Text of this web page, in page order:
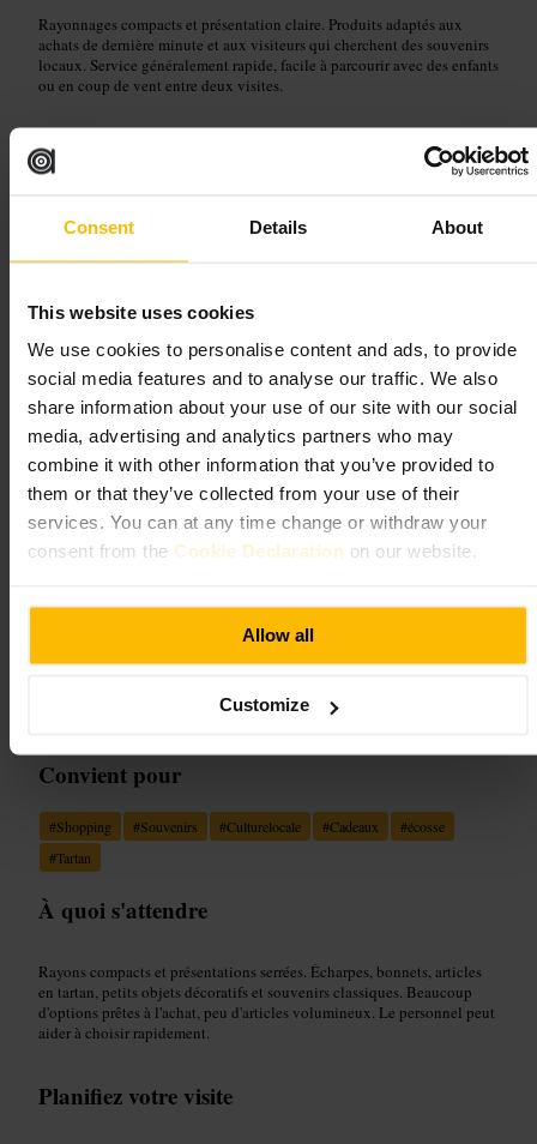
Consent Details About
This website uses cookies
We use cookies to personalise content and ads, to provide
social media features and to analyse our traffic. We also
share information about your use of our site with our social
media, advertising and analytics partners who may
combine it with other information that you’ve provided to
them or that they’ve collected from your use of their
services. You can at any time change or withdraw your
consent from the Cookie Declaration on our website.
Allow all
Customize
Rayonnages compacts et présentation claire. Produits adaptés aux
achats de dernière minute et aux visiteurs qui cherchent des souvenirs
locaux. Service généralement rapide, facile à parcourir avec des enfants
ou en coup de vent entre deux visites.
Planifiez votre visite
Commencez par repérer les articles phares, puis fouillez les étagères
Niveau 4, Buchanan galleries, Unité 2 Buchanan St, Glasgow G1 2F
F, Royaume-Uni
Wee scottish shop
Commerce de détail•Boutique
4,1
Convient pour
#Shopping #Souvenirs #Culturelocale #Cadeaux #écosse
#Tartan
À quoi s'attendre
Rayons compacts et présentations serrées. Écharpes, bonnets, articles
en tartan, petits objets décoratifs et souvenirs classiques. Beaucoup
d'options prêtes à l'achat, peu d'articles volumineux. Le personnel peut
aider à choisir rapidement.
Planifiez votre visite